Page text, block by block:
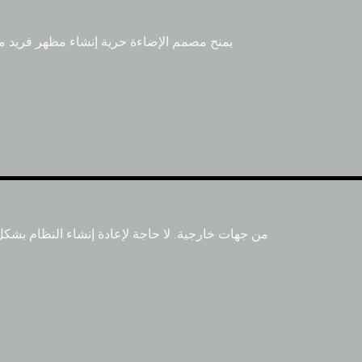
يمنح مصمم الإضاءة حرية إنشاء مظهر فريد